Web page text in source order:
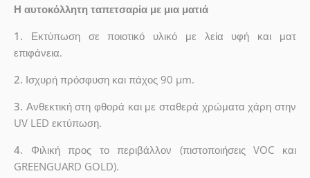
Η αυτοκόλλητη ταπετσαρία με μια ματιά
1. Εκτύπωση σε ποιοτικό υλικό με λεία υφή και ματ
επιφάνεια.
2. Ισχυρή πρόσφυση και πάχος 90 µm.
3. Ανθεκτική στη φθορά και με σταθερά χρώματα χάρη στην
UV LED εκτύπωση.
4. Φιλική προς το περιβάλλον (πιστοποιήσεις VOC και
GREENGUARD GOLD).